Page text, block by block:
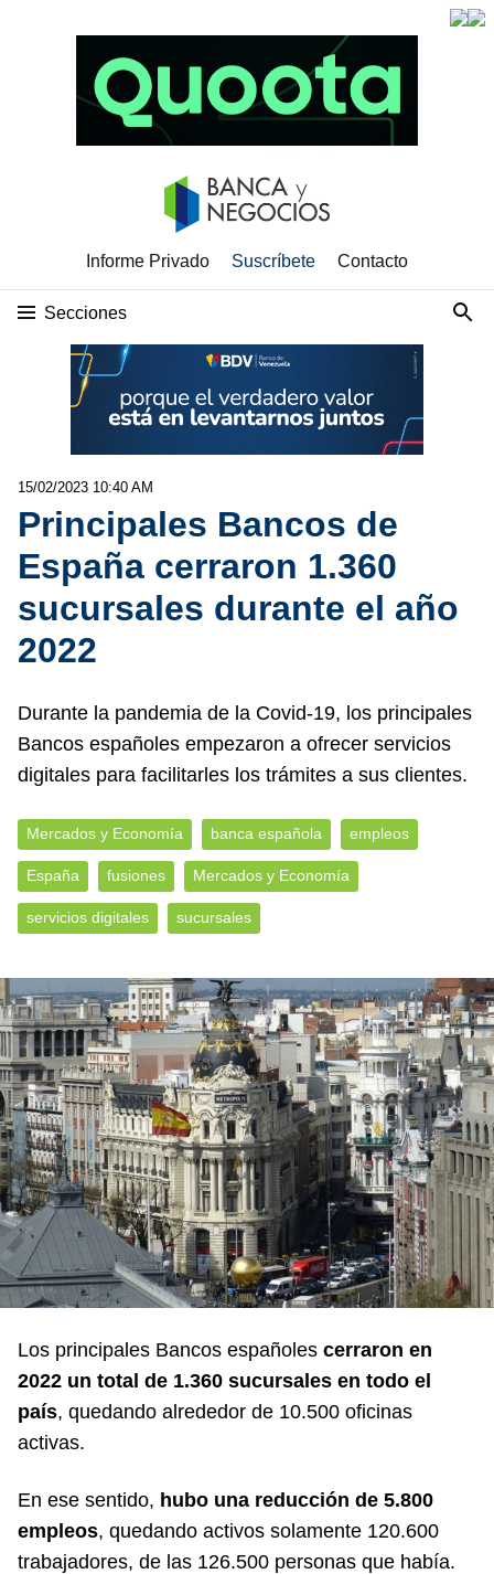
Informe Privado Suscríbete Contacto
Secciones
15/02/2023 10:40 AM
Principales Bancos de
España cerraron 1.360
sucursales durante el año
2022
Durante la pandemia de la Covid-19, los principales
Bancos españoles empezaron a ofrecer servicios
digitales para facilitarles los trámites a sus clientes.
Mercados y Economía banca española empleos
España fusiones Mercados y Economía
servicios digitales sucursales
Los principales Bancos españoles cerraron en
2022 un total de 1.360 sucursales en todo el
país, quedando alrededor de 10.500 oficinas
activas.
En ese sentido, hubo una reducción de 5.800
empleos, quedando activos solamente 120.600
trabajadores, de las 126.500 personas que había.